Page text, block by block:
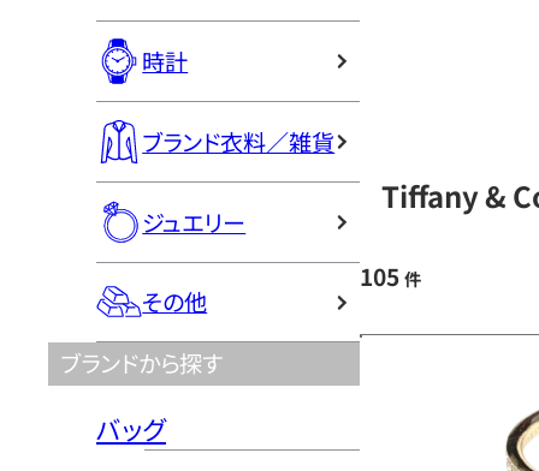
時計
ブランド衣料／雑貨
ジュエリー
その他
ブランドから探す
バッグ
Tiffany &
105 件